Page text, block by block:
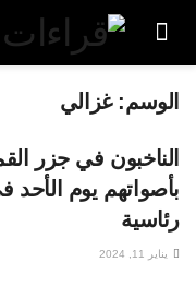
الوسم:غزالي
الناخبون في جزر
بأصواتهم يوم الأحد
رئاسية
يناير 11, 2024